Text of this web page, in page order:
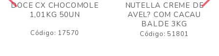
DOCE CX CHOCOMOLE
1,01KG 50UN
Código: 17570
NUTELLA CREME DE
AVEL? COM CACAU
BALDE 3KG
Código: 51801